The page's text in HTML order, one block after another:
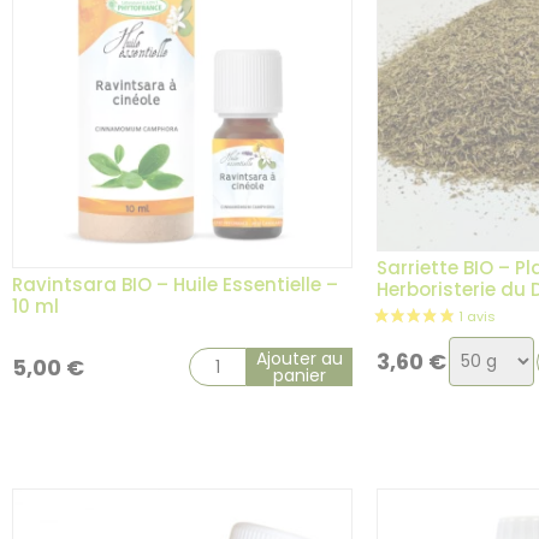
5 avis
Ravintsara BIO – Huile Essentielle –
10 ml
5,00 € Ajouter au
panier
Sarriette BIO –
Herboristerie du
3,60 € Choix
de